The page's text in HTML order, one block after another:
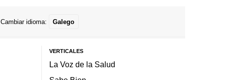
Cambiar idioma: Galego
VERTICALES
La Voz de la Salud